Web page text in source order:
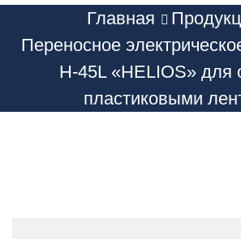
Главная
Переносное
H-45L «HELIOS» для
пластиковыми